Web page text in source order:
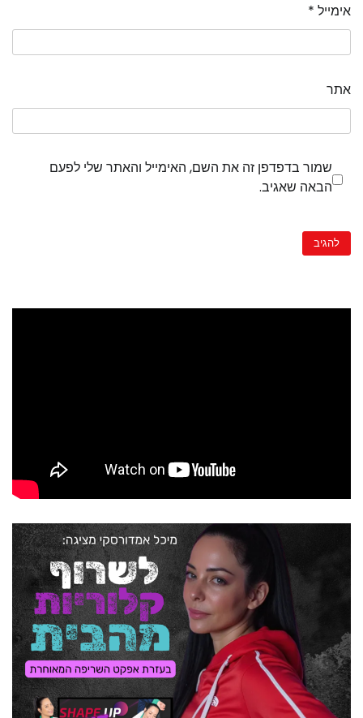
אימייל *
אתר
שמור בדפדפן זה את השם, האימייל והאתר שלי לפעם
הבאה שאגיב.